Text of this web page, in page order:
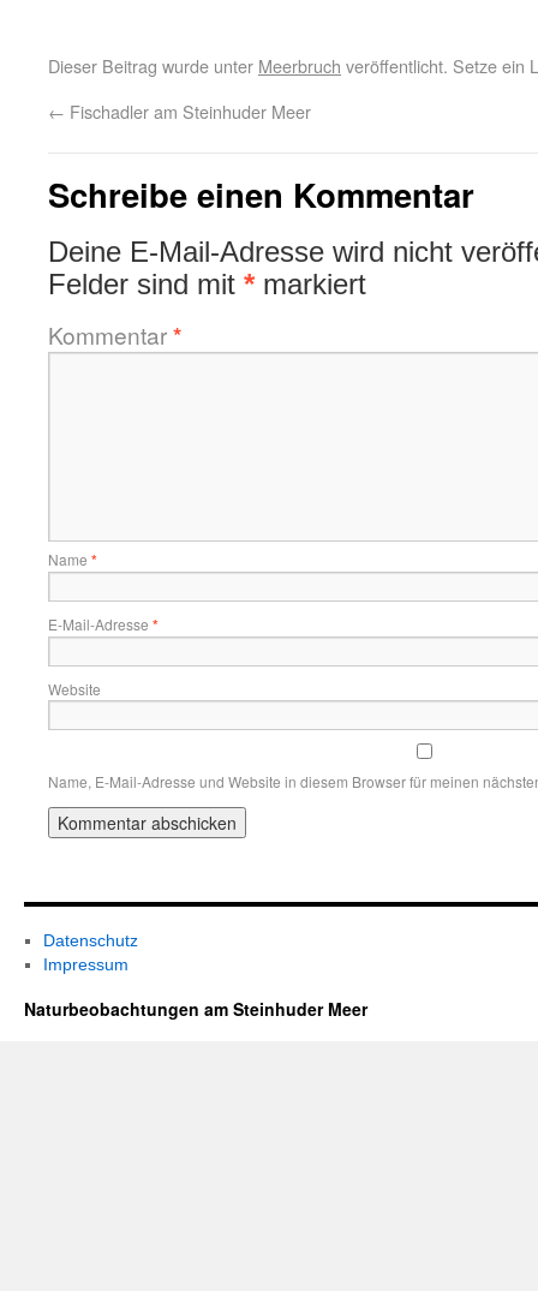
Dieser Beitrag wurde unter Meerbruch veröffentlicht. Setze ein
← Fischadler am Steinhuder Meer
Schreibe einen Kommentar
Deine E-Mail-Adresse wird nicht
Felder sind mit * markiert
Kommentar*
Name *
E-Mail-Adresse *
Website
Name, E-Mail-Adresse und Website in diesem Browser für meinen
Datenschutz
Impressum
Naturbeobachtungen am Steinhuder Meer